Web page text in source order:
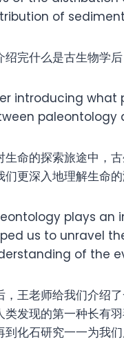
of
绍完什么是古生物学
introducing what
paleontology
生命的探索旅途中，
们更深入地理解生命的
plays an
us to unravel
of the
，王老师给我们介绍
类发现的第一种长有
到化石研究一一为我